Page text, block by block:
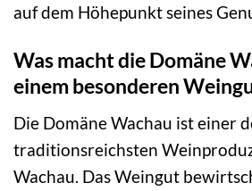
auf dem Höhepunkt seines
Was macht die Domäne
einem besonderen
Die Domäne Wachau ist einer
traditionsreichsten
Wachau. Das Weingut